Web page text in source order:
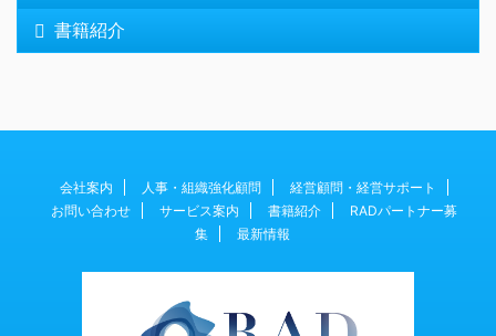
書籍紹介
会社案内 人事・組織強化顧問
経営顧問・経営サポート
お問い合わせ
サービス案内 書籍紹介
RADパートナー募
集
最新情報